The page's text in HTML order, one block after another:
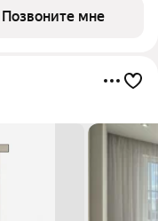
Позвоните мне